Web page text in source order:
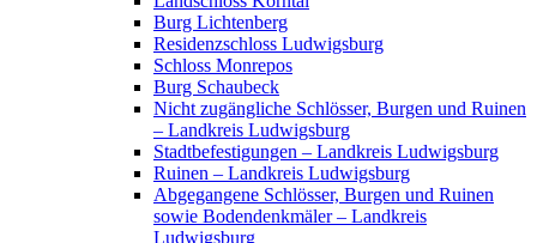
Burg Lichtenberg
Residenzschloss Ludwigsburg
Schloss Monrepos
Burg Schaubeck
Nicht zugängliche Schlösser, Burgen und Ruinen
– Landkreis Ludwigsburg
Stadtbefestigungen – Landkreis Ludwigsburg
Ruinen – Landkreis Ludwigsburg
Abgegangene Schlösser, Burgen und Ruinen
sowie Bodendenkmäler – Landkreis
Ludwigsburg